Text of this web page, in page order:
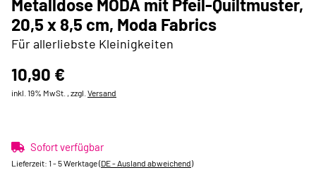
Metalldose MODA mit Pfeil-Quiltmuster,
20,5 x 8,5 cm, Moda Fabrics
Für allerliebste Kleinigkeiten
10,90 €
inkl. 19% MwSt. , zzgl. Versand
Sofort verfügbar
Lieferzeit: 1 - 5 Werktage(DE - Ausland abweichend)